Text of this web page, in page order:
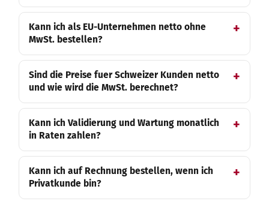
Kann ich als EU-Unternehmen netto ohne
MwSt. bestellen?
Sind die Preise fuer Schweizer Kunden netto
und wie wird die MwSt. berechnet?
Kann ich Validierung und Wartung monatlich
in Raten zahlen?
Kann ich auf Rechnung bestellen, wenn ich
Privatkunde bin?